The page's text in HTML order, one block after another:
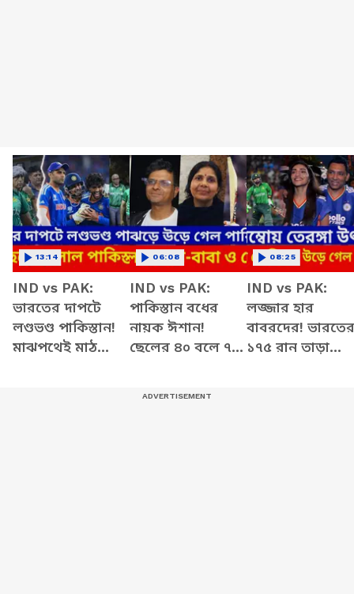
IND vs PAK:
ভারতের দাপটে
লণ্ডভণ্ড পাকিস্তান!
মাঝপথেই মাঠ
13:14
IND vs PAK:
পাকিস্তান বধের
নায়ক ঈশান!
ছেলের ৪০ বলে ৭৭
06:08
IND vs PAK:
লজ্জার হার
বাবরদের! ভারতের
১৭৫ রান তাড়া
08:25